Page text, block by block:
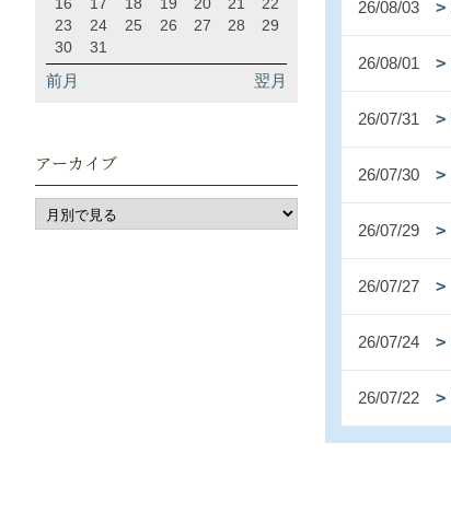
26/08/03
26/08/01
26/07/31
26/07/30
26/07/29
26/07/27
26/07/24
26/07/22
23
24 25 26 27 28
29
30
31
前月 翌月
アーカイブ